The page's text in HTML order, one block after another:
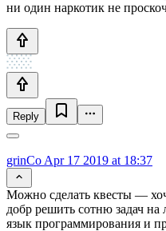
ни один наркотик не
Reply
grinCo Apr 17 2019 at 18:37
Можно сделать квесты —
добр решить сотню задач на
язык программирования и